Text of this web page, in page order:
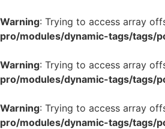
Warning: Trying to access array
pro/modules/dynamic-tags/tags/
Warning: Trying to access array
pro/modules/dynamic-tags/tags/
Warning: Trying to access array
pro/modules/dynamic-tags/tags/